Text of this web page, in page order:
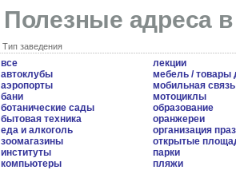
Полезные адреса
Тип заведения
все
автоклубы
аэропорты
бани
ботанические сады
бытовая техника
еда и алкоголь
зоомагазины
институты
компьютеры
лекции
мебель / товары
мобильная связь
мотоциклы
образование
оранжереи
организация
открытые
парки
пляжи